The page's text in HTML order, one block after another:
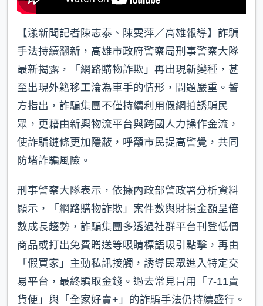
【漾新聞記者陳志泰、陳雯萍／高雄報導】詐騙
手法持續翻新，高雄市政府警察局刑事警察大隊
最新揭露，「網路購物詐欺」再出現新變種，甚
至出現外籍移工淪為車手的情形，問題嚴重。警
方指出，詐騙集團不僅持續利用假網拍誘騙民
眾，更藉由新興物流平台與跨國人力操作金流，
使詐騙鏈條更加隱蔽，呼籲市民提高警覺，共同
防堵詐騙風險。
刑事警察大隊表示，依據內政部警政署分析資料
顯示，「網路購物詐欺」案件數與財損金額呈倍
數成長趨勢，詐騙集團多透過社群平台刊登低價
商品或打出免費贈送等吸睛標語吸引點擊，再由
「假買家」主動私訊接觸，誘導民眾進入特定交
易平台，最終騙取金錢。過去常見冒用「7-11賣
貨便」與「全家好賣+」的詐騙手法仍持續盛行。